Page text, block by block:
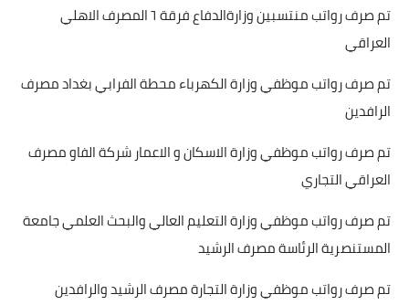
تم صرف رواتب منتسبين وزارةالدفاع فرقة ٦ المصرف الاهلي
العراقي
تم صرف رواتب موظفي وزارة الكهرباء محطة الفرابي بغداد مصرف
الرافدين
تم صرف رواتب موظفي وزارة الاسكان و الاعمار شركة الفاو مصرف
العراقي التجاري
تم صرف رواتب موظفي وزارة التعليم العالي والبحث العلمي جامعة
المستنصرية الرئاسة مصرف الرشيد
تم صرف رواتب موظفي وزارة التجارة مصرف الرشيد والرافدين